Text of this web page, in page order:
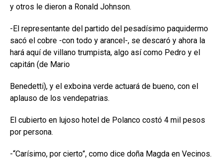
y otros le dieron a Ronald Johnson.
-El representante del partido del pesadísimo paquidermo
sacó el cobre -con todo y arancel-, se descaró y ahora la
hará aquí de villano trumpista, algo así como Pedro y el
capitán (de Mario
Benedetti), y el exboina verde actuará de bueno, con el
aplauso de los vendepatrias.
El cubierto en lujoso hotel de Polanco costó 4 mil pesos
por persona.
-“Carísimo, por cierto”, como dice doña Magda en Vecinos.